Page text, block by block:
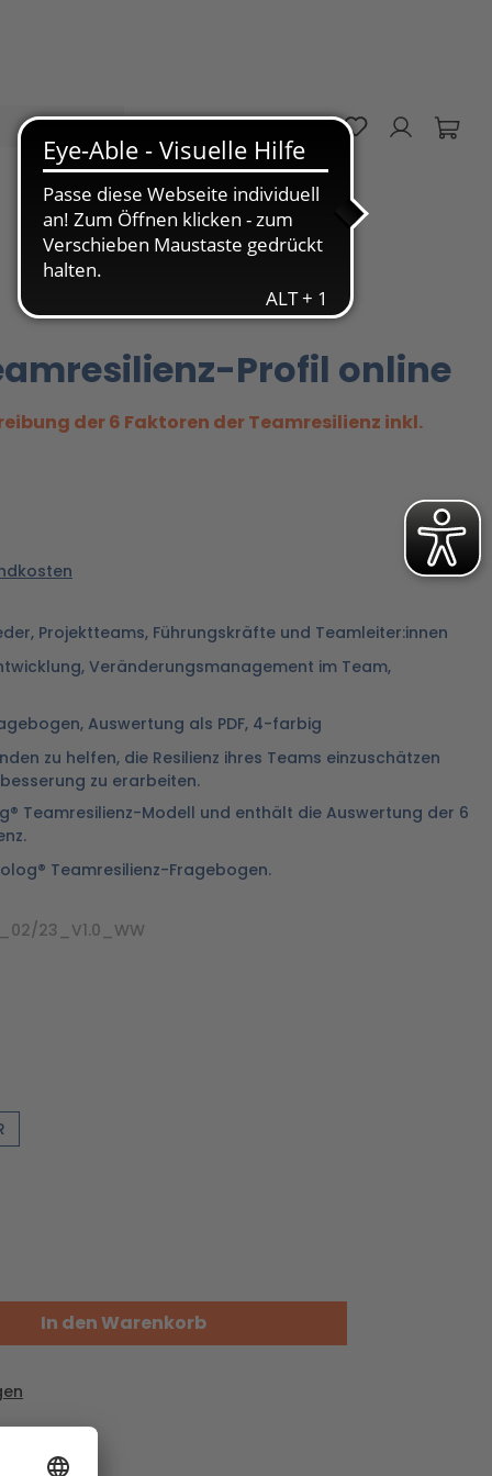
DE Du hast 0
Profil online
der 6 Faktoren der Teamresilienz inkl.
Projektteams, Führungskräfte und Teamleiter:innen
Veränderungsmanagement im Team,
Auswertung als PDF, 4-farbig
zu helfen, die Resilienz ihres Teams einzuschätzen
zu erarbeiten.
Teamresilienz-Modell und enthält die Auswertung der 6
Teamresilienz-Fragebogen.
23_V1.0_WW
In den Warenkorb